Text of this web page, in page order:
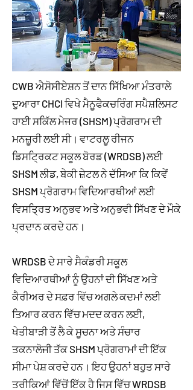
CWB ਐਸੋਸੀਏਸ਼ਨ ਤੋਂ ਦਾਨ ਸਿੱਖਿਆ ਮੰਤਰਾਲੇ
ਦੁਆਰਾ CHCI ਵਿਖੇ ਮੈਨੂਫੈਕਚਰਿੰਗ ਸਪੈਸ਼ਲਿਸਟ
ਹਾਈ ਸਕਿੱਲ ਮੇਜਰ (SHSM) ਪ੍ਰੋਗਰਾਮ ਦੀ
ਮਨਜ਼ੂਰੀ ਲਈ ਸੀ। ਵਾਟਰਲੂ ਰੀਜਨ
ਡਿਸਟ੍ਰਿਕਟ ਸਕੂਲ ਬੋਰਡ (WRDSB) ਲਈ
SHSM ਲੀਡ, ਬੇਕੀ ਜ਼ੇਟਲ ਨੇ ਦੱਸਿਆ ਕਿ ਕਿਵੇਂ
SHSM ਪ੍ਰੋਗਰਾਮ ਵਿਦਿਆਰਥੀਆਂ ਲਈ
ਵਿਸਤ੍ਰਿਤ ਅਨੁਭਵ ਅਤੇ ਅਨੁਭਵੀ ਸਿੱਖਣ ਦੇ ਮੌਕੇ
ਪ੍ਰਦਾਨ ਕਰਦੇ ਹਨ।
WRDSB ਦੇ ਸਾਰੇ ਸੈਕੰਡਰੀ ਸਕੂਲ
ਵਿਦਿਆਰਥੀਆਂ ਨੂੰ ਉਹਨਾਂ ਦੀ ਸਿੱਖਣ ਅਤੇ
ਕੈਰੀਅਰ ਦੇ ਸਫ਼ਰ ਵਿੱਚ ਅਗਲੇ ਕਦਮਾਂ ਲਈ
ਤਿਆਰ ਕਰਨ ਵਿੱਚ ਮਦਦ ਕਰਨ ਲਈ,
ਖੇਤੀਬਾੜੀ ਤੋਂ ਲੈ ਕੇ ਸੂਚਨਾ ਅਤੇ ਸੰਚਾਰ
ਤਕਨਾਲੋਜੀ ਤੱਕ SHSM ਪ੍ਰੋਗਰਾਮਾਂ ਦੀ ਇੱਕ
ਸੀਮਾ ਪੇਸ਼ ਕਰਦੇ ਹਨ। ਇਹ ਉਹਨਾਂ ਬਹੁਤ ਸਾਰੇ
ਤਰੀਕਿਆਂ ਵਿੱਚੋਂ ਇੱਕ ਹੈ ਜਿਸ ਵਿੱਚ WRDSB